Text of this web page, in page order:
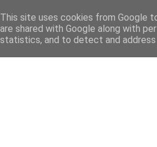
This site uses cookies from Google
are shared with Google along with
statistics, and to detect and address